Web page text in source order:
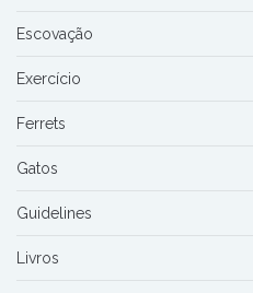
Escovação
Exercício
Ferrets
Gatos
Guidelines
Livros